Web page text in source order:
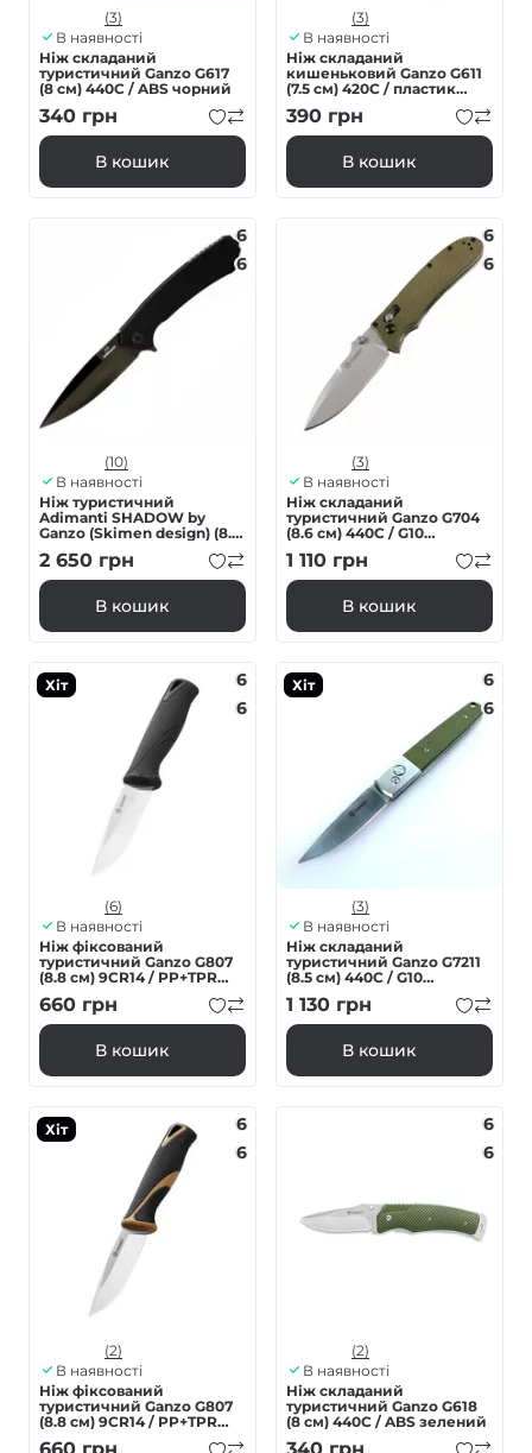
(3)
В наявності
Ніж складаний
туристичний Ganzo G617
(8 см) 440C / ABS чорний
340 грн
В кошик
(3)
В наявності
Ніж складаний
кишеньковий Ganzo G611
(7.5 см) 420C / пластик
зелений
390 грн
В кошик
6
6
(10)
В наявності
Нiж туристичний
Adimanti SHADOW by
Ganzo (Skimen design) (8.5
см) D2 / G10 чoрний
клинок
2 650 грн
В кошик
6
6
(3)
В наявності
Ніж складаний
туристичний Ganzo G704
(8.6 см) 440C / G10
зелений
1 110 грн
В кошик
Хіт
6
6
(6)
В наявності
Ніж фіксований
туристичний Ganzo G807
(8.8 см) 9CR14 / PP+TPR
чорний з чохлом
660 грн
В кошик
Хіт
6
6
(3)
В наявності
Ніж складаний
туристичний Ganzo G7211
(8.5 см) 440C / G10
зелений
1 130 грн
В кошик
Хіт
6
6
(2)
В наявності
Ніж фіксований
туристичний Ganzo G807
(8.8 см) 9CR14 / PP+TPR
бежевий з чохлом
6
6
(2)
В наявності
Ніж складаний
туристичний Ganzo G618
(8 см) 440C / ABS зелений